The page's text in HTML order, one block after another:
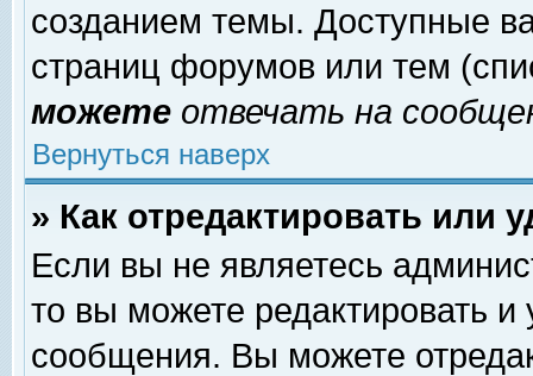
созданием темы. Доступные
страниц форумов или тем
можете отвечать на
Вернуться наверх
» Как отредактировать или
Если вы не являетесь
то вы можете редактировать и
сообщения. Вы можете